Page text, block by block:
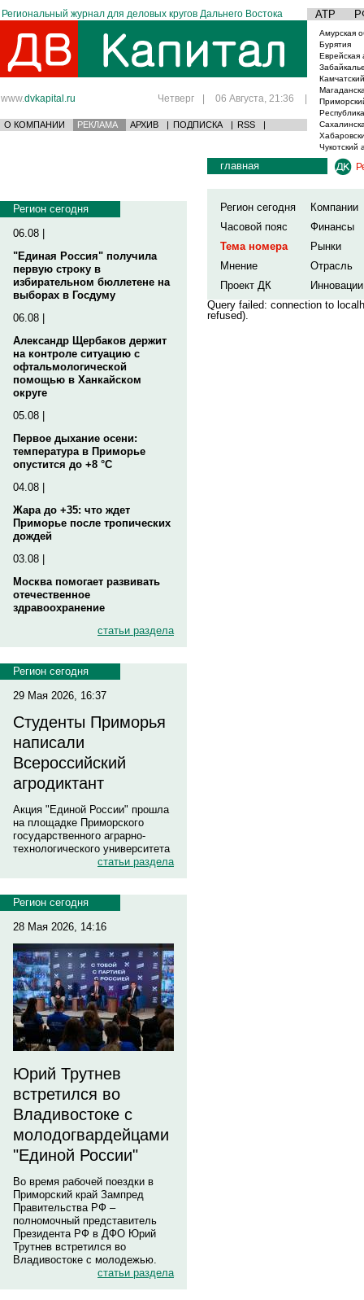
Региональный журнал для деловых кругов Дальнего Востока АТР
www.dvkapital.ru Четверг | 06 Августа, 21:36 |
О КОМПАНИИ РЕКЛАМА АРХИВ | ПОДПИСКА | RSS |
Амурская
Бурятия
Еврейская
Чукотский
Регион сегодня
06.08 |
"Единая Россия" получила
первую строку в
избирательном бюллетене на
выборах в Госдуму
06.08 |
Александр Щербаков держит
на контроле ситуацию с
офтальмологической
помощью в Ханкайском
округе
05.08 |
Первое дыхание осени:
температура в Приморье
опустится до +8 °C
04.08 |
Жара до +35: что ждет
Приморье после тропических
дождей
03.08 |
Москва помогает развивать
отечественное
здравоохранение
статьи раздела
Регион сегодня
29 Мая 2026, 16:37
Студенты Приморья
написали
Всероссийский
агродиктант
Акция "Единой России" прошла
на площадке Приморского
государственного аграрно-
технологического университета
статьи раздела
Регион сегодня
28 Мая 2026, 14:16
Юрий Трутнев
встретился во
Владивостоке с
молодогвардейцами
"Единой России"
Во время рабочей поездки в
Приморский край Зампред
Правительства РФ –
полномочный представитель
Президента РФ в ДФО Юрий
Трутнев встретился во
Владивостоке с молодежью.
статьи раздела
главная
Регион сегодня
Компании
Часовой пояс
Финансы
Тема номера
Рынки
Мнение
Отрасль
Проект ДК
Инновации
Query failed: connection to
refused).